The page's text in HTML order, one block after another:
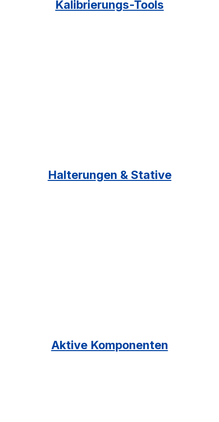
Kalibrierungs-Tools
Halterungen & Stative
Aktive Komponenten